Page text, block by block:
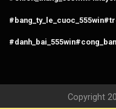
#bang_ty_le_cuoc_555win
#danh_bai_555win
Copyright